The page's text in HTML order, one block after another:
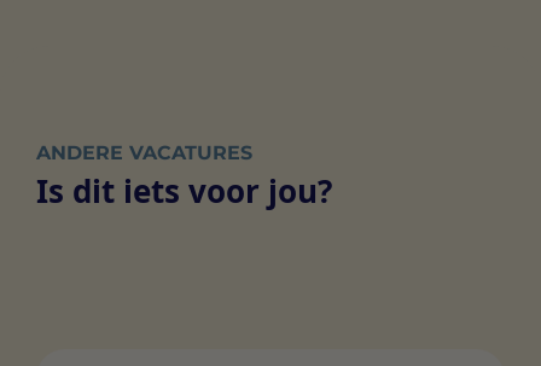
ANDERE VACATURES
Is dit iets voor jou?